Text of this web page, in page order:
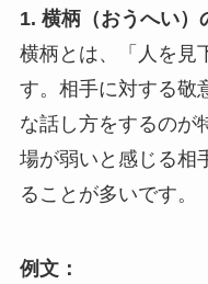
1. 横柄（おうへい）
横柄とは、「人を見
す。相手に対する敬
な話し方をするのが
場が弱いと感じる相
ることが多いです。
例文：